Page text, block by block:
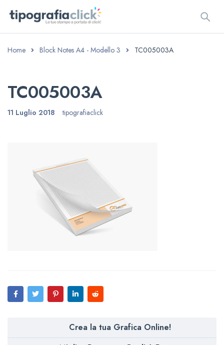
Home Block Notes A4 - Modello 3 TC005003A
TC005003A
11 Luglio 2018 tipografiaclick
Crea la tua Grafica Online!